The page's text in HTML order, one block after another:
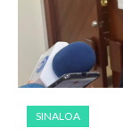
SINALOA